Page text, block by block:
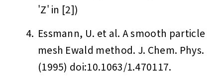
'Z' in [2])
4. Essmann, U. et al. A smooth particle
mesh Ewald method. J. Chem. Phys.
(1995) doi:10.1063/1.470117.